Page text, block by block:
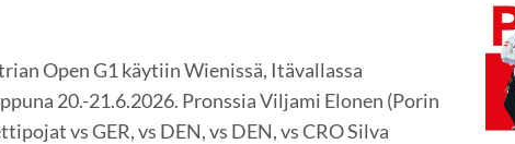
Open G1 käytiin Wienissä, Itävallassa
20.-21.6.2026. Pronssia Viljami Elonen (Porin
vs GER, vs DEN, vs DEN, vs CRO Silva